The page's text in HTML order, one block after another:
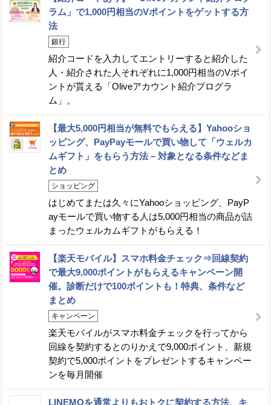
ラム」で1,000円相当のVポイントをゲットする方
法
銀行
紹介コードを入力してエントリーすると紹介した
人・紹介された人それぞれに1,000円相当のVポイ
ントが貰える「Oliveアカウント紹介プログラ
ム」。
【最大5,000円相当が無料でもらえる】Yahooショ
ッピング、PayPayモールで買い物して「ウェルカ
ムギフト」をもらう方法 – 対象となる条件などま
とめ
ショッピング
はじめてまたは久々にYahooショッピング、PayP
ayモールで買い物する人は5,000円相当の商品が詰
まったウェルカムギフトがもらえる！
【楽天モバイル】スマホ料金チェック⇒回線契約
で最大9,000ポイントがもらえるキャンペーン開
催。診断だけで100ポイントも！特典、条件など
まとめ
キャンペーン
楽天モバイルがスマホ料金チェックを行ってから
回線を契約するとのりかえで9,000ポイント、新規
契約で5,000ポイントをプレゼントするキャンペー
ンを毎月開催
LINEMOを通常よりもおトクに契約する方法、キ